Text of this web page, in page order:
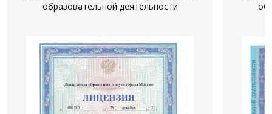
образовательной деятельности